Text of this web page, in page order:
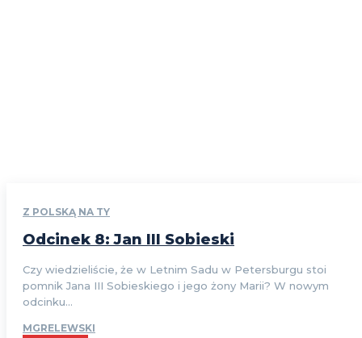
Z POLSKĄ NA TY
Odcinek 8: Jan III Sobieski
Czy wiedzieliście, że w Letnim Sadu w Petersburgu stoi
pomnik Jana III Sobieskiego i jego żony Marii? W nowym
odcinku...
MGRELEWSKI